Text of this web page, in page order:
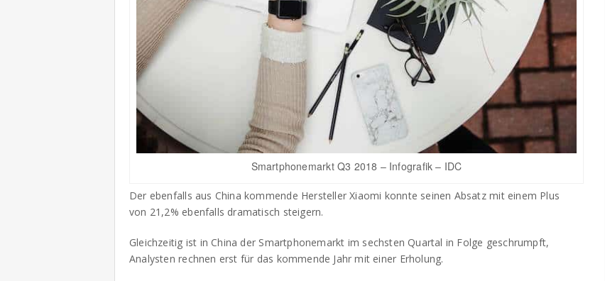
Smartphonemarkt Q3 2018 – Infografik – IDC
Der ebenfalls aus China kommende Hersteller Xiaomi konnte seinen Absatz mit einem Plus
von 21,2% ebenfalls dramatisch steigern.
Gleichzeitig ist in China der Smartphonemarkt im sechsten Quartal in Folge geschrumpft,
Analysten rechnen erst für das kommende Jahr mit einer Erholung.